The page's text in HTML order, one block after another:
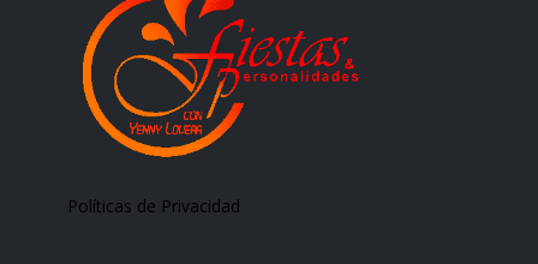
Políticas de Privacidad